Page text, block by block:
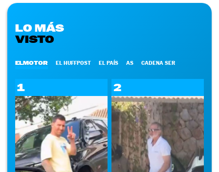
LO MÁS
VISTO
ELMOTOR EL HUFFPOST EL PAÍS AS CADENA SER
1 2